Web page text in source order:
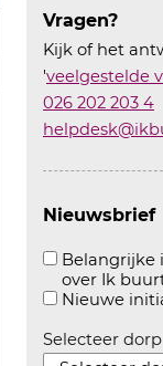
Vragen?
Kijk of het
'veelgestelde
026 202 203 4
Nieuwsbrief
Belangrijke
over Ik
Aanvinken
Nieuwe
Selecteer dorp